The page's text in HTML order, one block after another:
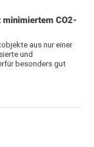
minimiertem CO2-
aus nur einer
und
besonders gut